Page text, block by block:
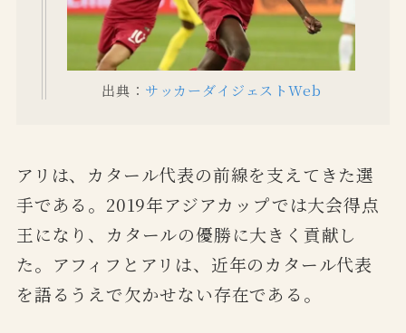
出典： サッカーダイジェストWeb
アリは、カタール代表の前線を支えてきた選
手である。2019年アジアカップでは大会得点
王になり、カタールの優勝に大きく貢献し
た。アフィフとアリは、近年のカタール代表
を語るうえで欠かせない存在である。